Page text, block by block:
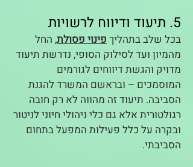
5. תיעוד ודיווח לרשויות
בכל שלב בתהליךפינוי פסולת, החל
מהמיון ועד לסילוק הסופי, נדרשת תיעוד
מדויק והגשת דיווחים לגורמים
המוסמכים – ובראשם המשרד להגנת
הסביבה. תיעוד זה מהווה לא רק חובה
רגולטורית אלא גם כלי ניהולי חיוני לניטור
ובקרה על כלל פעילות המפעל בתחום
הסביבתי.